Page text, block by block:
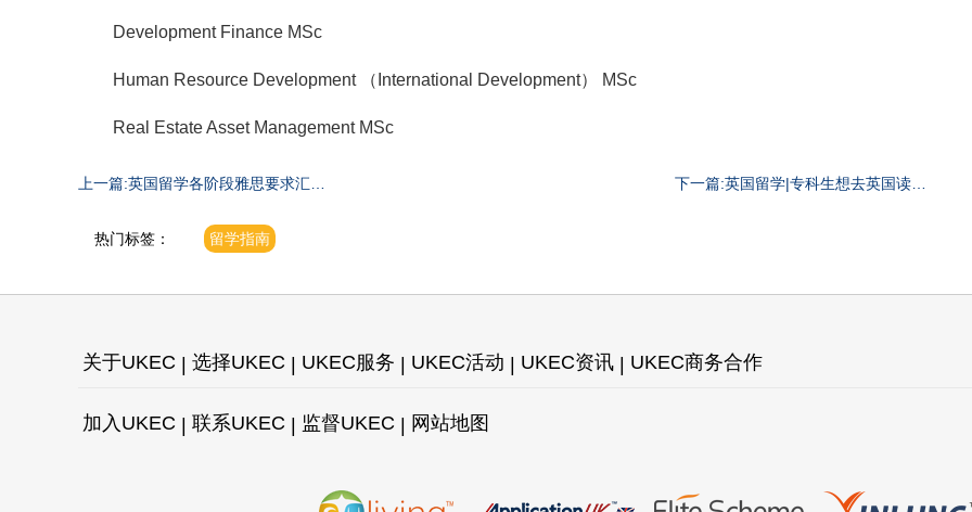
Development Finance MSc
Human Resource Development （International Development） MSc
Real Estate Asset Management MSc
上一篇:英国留学各阶段雅思要求汇总
下一篇:英国留学|专科生想去英国读商
热门标签：
留学指南
关于UKEC 选择UKEC UKEC服务 UKEC活动 UKEC资讯 UKEC商务合作
加入UKEC 联系UKEC 监督UKEC 网站地图